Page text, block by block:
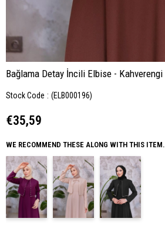
Bağlama Detay İncili Elbise - Kahverengi
Stock Code (ELB000196)
€35,59
WE RECOMMEND THESE ALONG WITH THIS ITEM.